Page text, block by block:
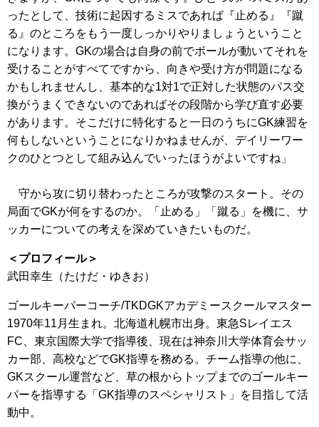
ったとして、技術に起因するミスであれば『止める』『蹴
る』のところをもう一度しっかりやりましょうということ
になります。GKの場合は自身の前でボールが動いてそれを
受けることがすべてですから、向きや受け方が問題になる
かもしれませんし、基本的な1対1で正対した状態のパス交
換がうまくできないのであればその段階から学び直す必要
があります。そこだけに特化すると一日のうちにGK練習を
何もしないということになりかねませんが、デイリーワー
クのひとつとして組み込んでいったほうがよいですね」
守から攻に切り替わったところが攻撃のスタート。その
局面でGKが何をするのか。「止める」「蹴る」を機に、サ
ッカーについての考えを深めていきたいものだ。
＜プロフィール＞
武田幸生（たけだ・ゆきお）
ゴールキーパーコーチ/TKDGKアカデミースクールマスター
1970年11月生まれ。北海道札幌市出身。東急Sレイエス
FC、東京国際大学で指導後、現在は神奈川大学体育会サッ
カー部、高校などでGK指導を務める。チーム指導の他に、
GKスクール運営など、草の根からトップまでのゴールキー
パーを指導する「GK指導のスペシャリスト」を目指して活
動中。